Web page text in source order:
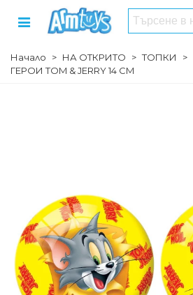
Начало > НА ОТКРИТО > ТОПКИ >
ГЕРОИ TOM & JERRY 14 СМ